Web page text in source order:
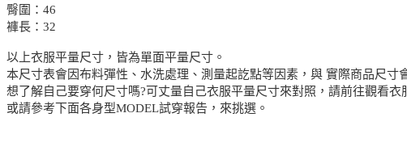
臀圍：46
褲長：32
以上衣服平量尺寸，皆為單面平量尺寸。
本尺寸表會因布料彈性、水洗處理、測量起訖點等因素，與 實際商品尺寸
想了解自己要穿何尺寸嗎?可丈量自己衣服平量尺寸來對照，請前往觀看衣
或請參考下面各身型MODEL試穿報告，來挑選。